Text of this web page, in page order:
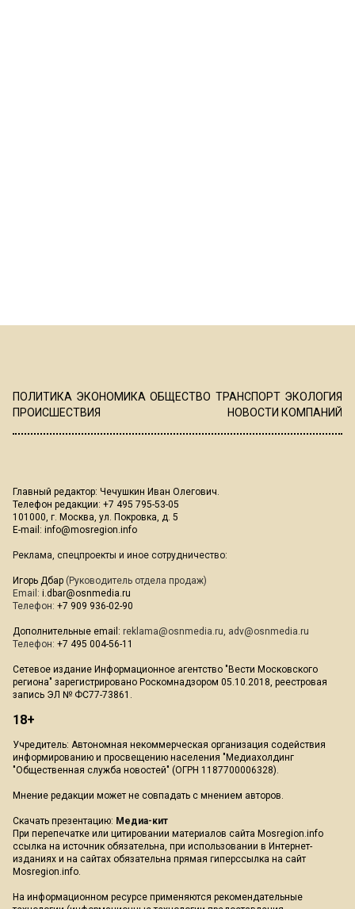
ПОЛИТИКА ЭКОНОМИКА ОБЩЕСТВО ТРАНСПОРТ ЭКОЛОГИЯ
ПРОИСШЕСТВИЯ
НОВОСТИ КОМПАНИЙ
Главный редактор: Чечушкин Иван Олегович.
Телефон редакции: +7 495 795-53-05
101000, г. Москва, ул. Покровка, д. 5
E-mail: info@mosregion.info
Реклама, спецпроекты и иное сотрудничество:
Игорь Дбар (Руководитель отдела продаж)
Email: i.dbar@osnmedia.ru
Телефон: +7 909 936-02-90
Дополнительные email: reklama@osnmedia.ru, adv@osnmedia.ru
Телефон: +7 495 004-56-11
Сетевое издание Информационное агентство "Вести Московского
региона" зарегистрировано Роскомнадзором 05.10.2018, реестровая
запись ЭЛ № ФС77-73861.
18+
Учредитель: Автономная некоммерческая организация содействия
информированию и просвещению населения "Медиахолдинг
"Общественная служба новостей" (ОГРН 1187700006328).
Мнение редакции может не совпадать с мнением авторов.
Скачать презентацию: Медиа-кит
При перепечатке или цитировании материалов сайта Mosregion.info
ссылка на источник обязательна, при использовании в Интернет-
изданиях и на сайтах обязательна прямая гиперссылка на сайт
Mosregion.info.
На информационном ресурсе применяются рекомендательные